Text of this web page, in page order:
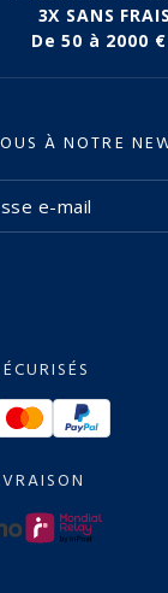
3X SANS FRAIS
De 50 à 2000
À NOTRE